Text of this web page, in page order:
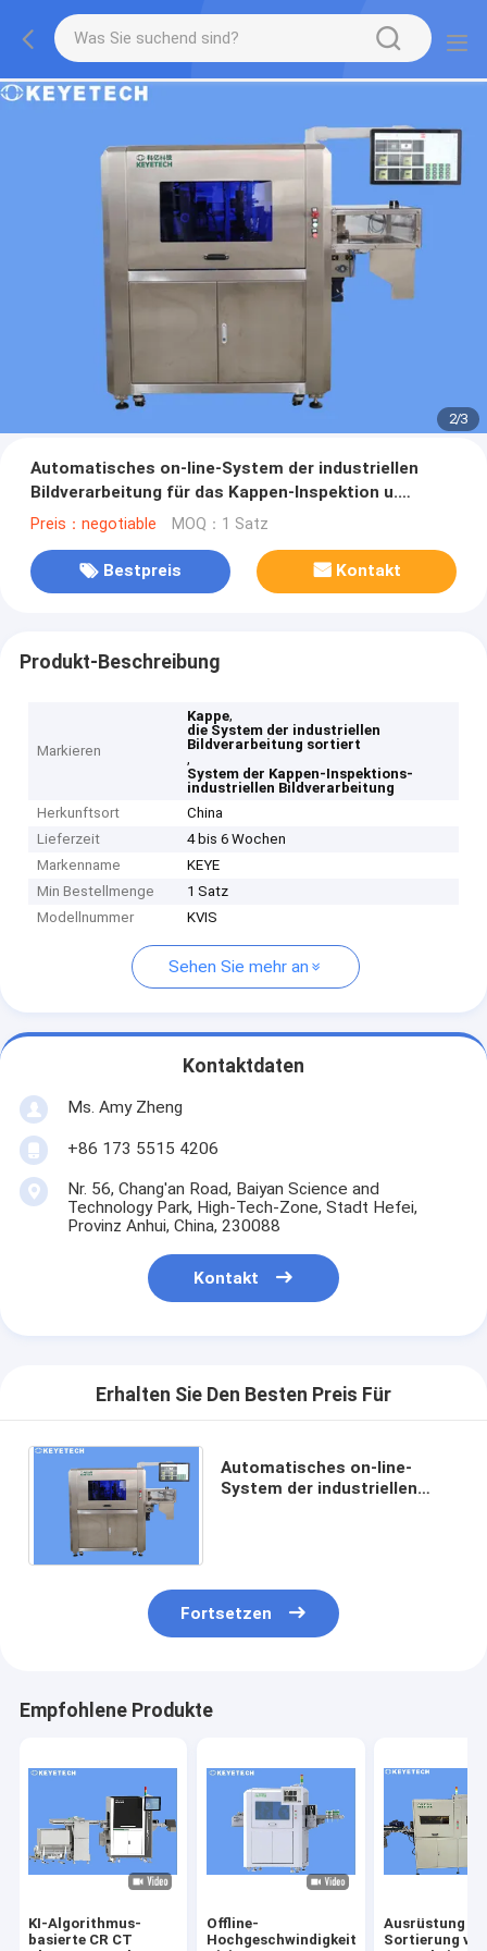
2/3
Automatisches on-line-System der industriellen
Bildverarbeitung für das Kappen-Inspektion u.
Sortieren
Preis：negotiable MOQ：1 Satz
Bestpreis Kontakt
Produkt-Beschreibung
Markieren
Kappe,
die System der industriellen
Bildverarbeitung sortiert
,
System der Kappen-Inspektions-
industriellen Bildverarbeitung
Herkunftsort
China
Lieferzeit
4 bis 6 Wochen
Markenname
KEYE
Min Bestellmenge
1 Satz
Modellnummer
KVIS
Sehen Sie mehr an
Kontaktdaten
Ms. Amy Zheng
+86 173 5515 4206
Nr. 56, Chang'an Road, Baiyan Science and
Technology Park, High-Tech-Zone, Stadt Hefei,
Provinz Anhui, China, 230088
Kontakt
Erhalten Sie Den Besten Preis Für
Automatisches on-line-
System der industriellen
Fortsetzen
Empfohlene Produkte
KI-Algorithmus-
basierte CR CT
Offline-
Hochgeschwindigkeitshubschrauber-
Ausrüstung
Sortierung